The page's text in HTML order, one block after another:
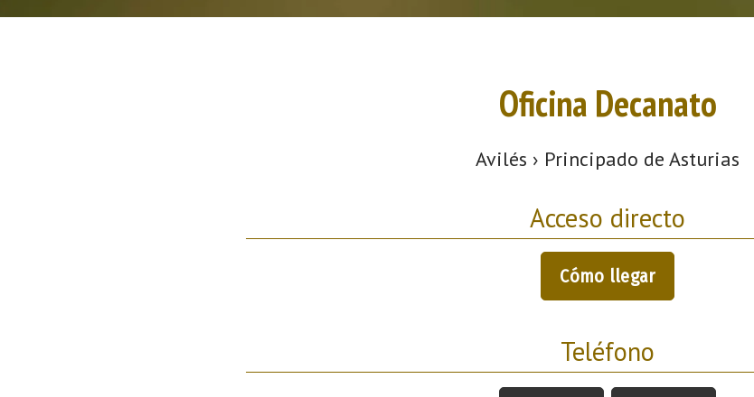
Oficina Decanato
Avilés › Principado de Asturias
Acceso directo
Cómo llegar
Teléfono